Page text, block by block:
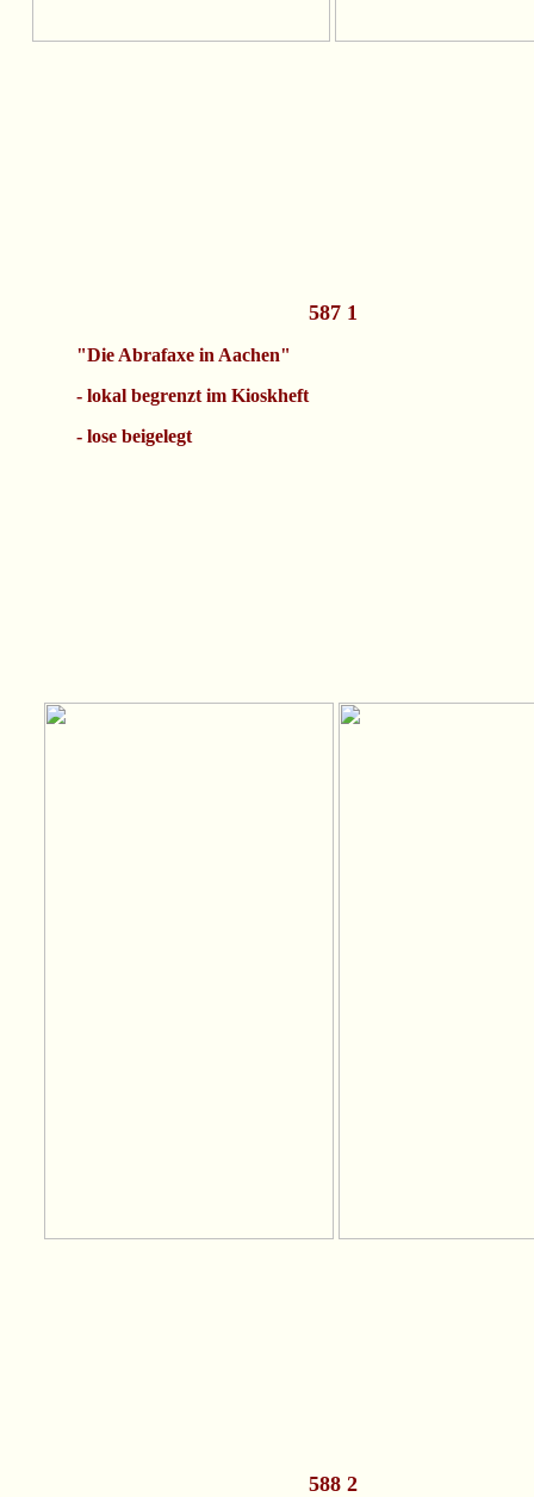
587 1
"Die Abrafaxe in Aachen"
- lokal begrenzt im Kioskheft
- lose beigelegt
588 2